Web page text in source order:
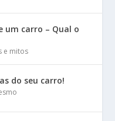
um carro – Qual o
e mitos
do seu carro!